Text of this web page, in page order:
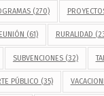
(270)
(61) RURALIDAD
SUBVENCIONES(32)
PÚBLICO (35)